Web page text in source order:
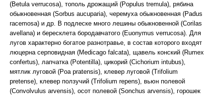
(Betula verrucosa), тополь дрожащий (Populus tremula), рябина
обыкновенная (Sorbus aucuparia), черемуха обыкновенная (Padus
racemosa) и др. В подлеске много лешины обыкновенной (Corilas
avellana) и бересклета бородавчатого (Euonymus verrucosa). Для
лугов характерно богатое разнотравье, в состав которого входят
люцерна серповидная (Medicago falcata), щавель конский (Rumex
confertus), лапчатка (Potentilla), цикорий (Cichorium intubus),
мятлик луговой (Poa pratensis), клевер луговой (Trifolium
pretense), клевер ползучий (Trifolium repens), вьюн полевой
(Convolvulus arvensis), осот полевой (Sonchus arvensis), горошек